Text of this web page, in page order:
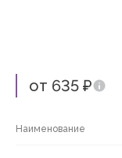
от 635 ₽
Наименование